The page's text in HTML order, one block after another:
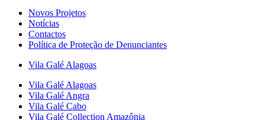
Novos Projetos
Notícias
Contactos
Política de Proteção de Denunciantes
Vila Galé Alagoas
Vila Galé Alagoas
Vila Galé Angra
Vila Galé Cabo
Vila Galé Collection Amazônia